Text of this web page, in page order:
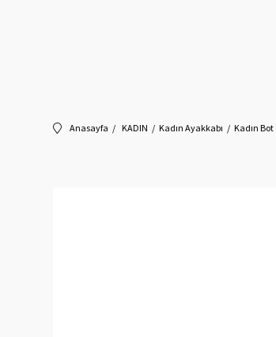
Anasayfa KADIN Kadın Ayakkabı Kadın Bot